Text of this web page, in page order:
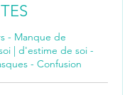
- Manque de
| d'estime de soi -
- Confusion